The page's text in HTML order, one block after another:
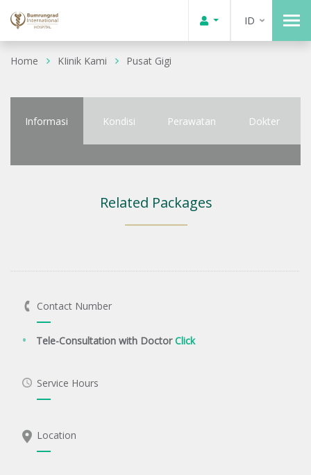
ID
Home KIinik Kami Pusat Gigi
Informasi Kondisi Perawatan Dokter
Related Packages
Contact Number
Tele-Consultation with DoctorClick
Service Hours
Location